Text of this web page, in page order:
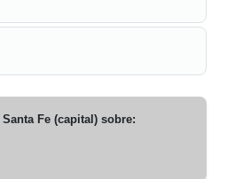
Santa Fe (capital)sobre: